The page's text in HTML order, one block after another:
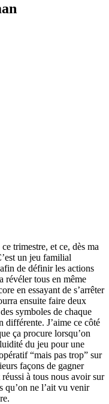
trimestre, et ce, dès ma
un jeu familial
de définir les actions
révéler tous en même
en essayant de s’arrêter
ensuite faire deux
symboles de chaque
différente. J’aime ce côté
ça procure lorsqu’on
du jeu pour une
“mais pas trop” sur
façons de gagner
à tous nous avoir sur
qu’on ne l’ait vu venir